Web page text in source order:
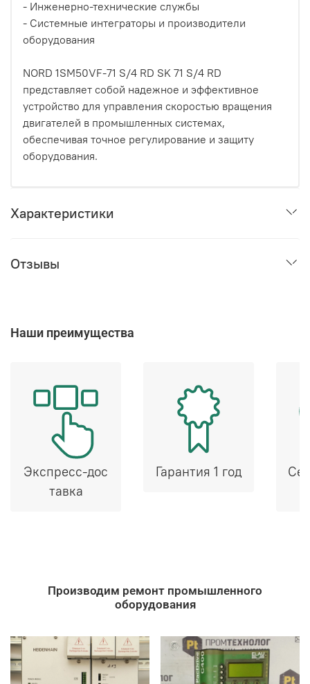
- Инженерно-технические службы
- Системные интеграторы и производители
оборудования
NORD 1SM50VF-71 S/4 RD SK 71 S/4 RD
представляет собой надежное и эффективное
устройство для управления скоростью вращения
двигателей в промышленных системах,
обеспечивая точное регулирование и защиту
оборудования.
Характеристики
Отзывы
Наши преимущества
Экспресс-дос
тавка
Гарантия 1 год
Производим ремонт промышленного
оборудования